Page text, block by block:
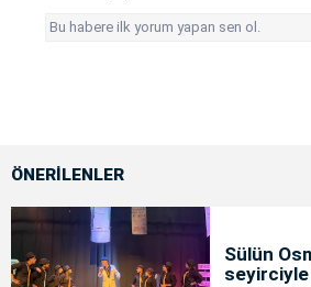
Bu habere ilk yorum yapan sen ol.
ÖNERİLENLER
Sülün